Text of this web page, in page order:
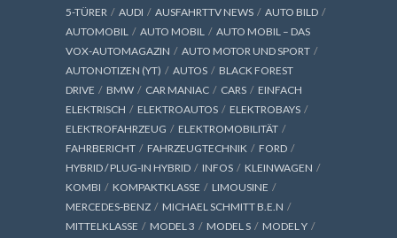
5-TÜRER AUDI AUSFAHRTTV NEWS
AUTO BILD
AUTOMOBIL
AUTO MOBIL
AUTO MOBIL – DAS
VOX-AUTOMAGAZIN
AUTO MOTOR UND SPORT
AUTONOTIZEN (YT)
AUTOS
BLACK FOREST
DRIVE
BMW CAR MANIAC CARS
EINFACH
ELEKTRISCH
ELEKTROAUTOS
ELEKTROBAYS
ELEKTROFAHRZEUG
ELEKTROMOBILITÄT
FAHRBERICHT
FAHRZEUGTECHNIK
FORD
HYBRID / PLUG-IN HYBRID
INFOS
KLEINWAGEN
KOMBI
KOMPAKTKLASSE
LIMOUSINE
MERCEDES-BENZ
MICHAEL SCHMITT B.E.N
MITTELKLASSE
MODEL 3 MODEL S
MODEL Y